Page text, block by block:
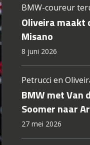
BMW-coureur
Oliveira maakt
Misano
8 juni 2026
Petrucci en
BMW met Van
Soomer naar
27 mei 2026